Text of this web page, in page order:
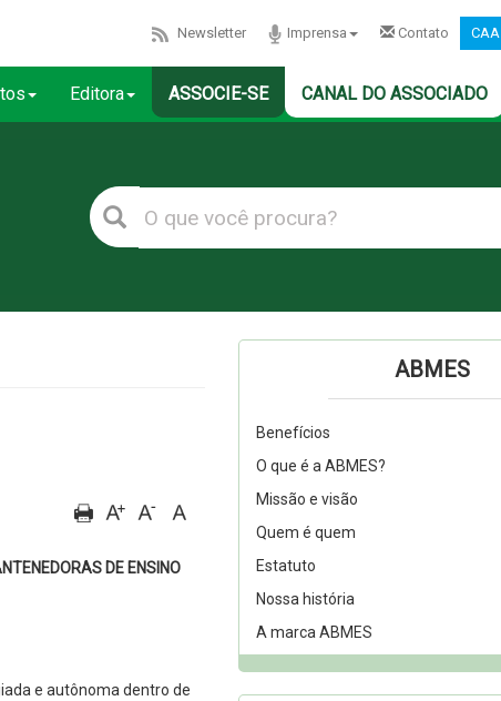
Newsletter Imprensa Contato CAA
Editora ASSOCIE-SE CANAL DO ASSOCIADO
DE ENSINO
e autônoma dentro de
ABMES
Benefícios
O que é a ABMES?
Missão e visão
Quem é quem
Estatuto
Nossa história
A marca ABMES